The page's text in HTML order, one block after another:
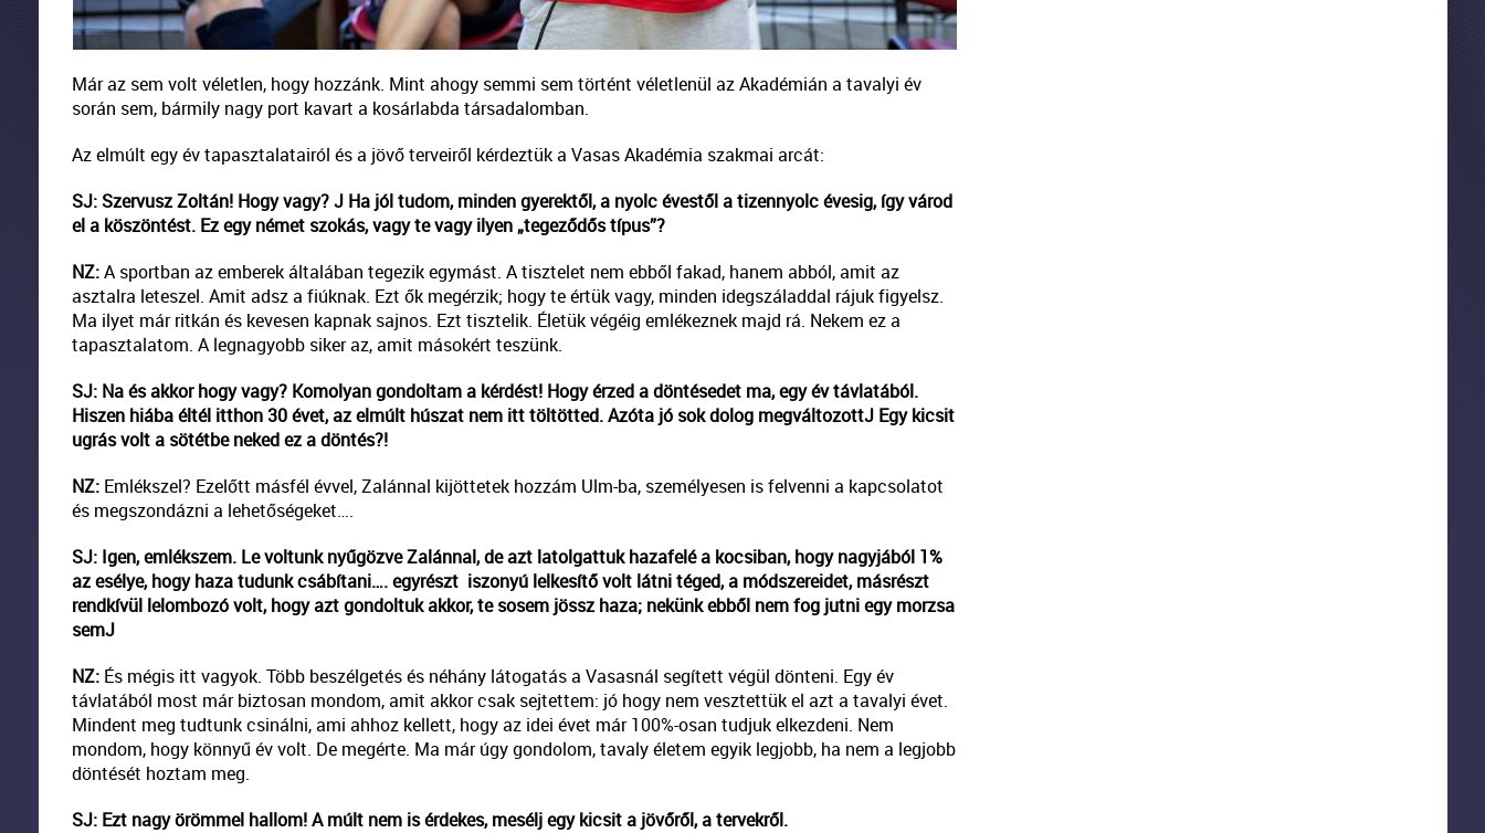
Már az sem volt véletlen, hogy hozzánk. Mint ahogy semmi sem történt véletlenül az Akadémián a tavalyi év
során sem, bármily nagy port kavart a kosárlabda társadalomban.
Az elmúlt egy év tapasztalatairól és a jövő terveiről kérdeztük a Vasas Akadémia szakmai arcát:
SJ: Szervusz Zoltán! Hogy vagy?JHa jól tudom, minden gyerektől, a nyolc évestől a tizennyolc évesig, így várod
el a köszöntést. Ez egy német szokás, vagy te vagy ilyen „tegeződős típus”?
NZ:A sportban az emberek általában tegezik egymást. A tisztelet nem ebből fakad, hanem abból, amit az
asztalra leteszel. Amit adsz a fiúknak. Ezt ők megérzik; hogy te értük vagy, minden idegszáladdal rájuk figyelsz.
Ma ilyet már ritkán és kevesen kapnak sajnos. Ezt tisztelik. Életük végéig emlékeznek majd rá. Nekem ez a
tapasztalatom. A legnagyobb siker az, amit másokért teszünk.
SJ: Na és akkor hogy vagy? Komolyan gondoltam a kérdést! Hogy érzed a döntésedet ma, egy év távlatából.
Hiszen hiába éltél itthon 30 évet, az elmúlt húszat nem itt töltötted. Azóta jó sok dolog megváltozottJEgy kicsit
ugrás volt a sötétbe neked ez a döntés?!
NZ:Emlékszel? Ezelőtt másfél évvel, Zalánnal kijöttetek hozzám Ulm-ba, személyesen is felvenni a kapcsolatot
és megszondázni a lehetőségeket….
SJ: Igen, emlékszem. Le voltunk nyűgözve Zalánnal, de azt latolgattuk hazafelé a kocsiban, hogy nagyjából 1%
az esélye, hogy haza tudunk csábítani…. egyrészt iszonyú lelkesítő volt látni téged, a módszereidet, másrészt
rendkívül lelombozó volt, hogy azt gondoltuk akkor, te sosem jössz haza; nekünk ebből nem fog jutni egy morzsa
semJ
NZ:És mégis itt vagyok. Több beszélgetés és néhány látogatás a Vasasnál segített végül dönteni. Egy év
távlatából most már biztosan mondom, amit akkor csak sejtettem: jó hogy nem vesztettük el azt a tavalyi évet.
Mindent meg tudtunk csinálni, ami ahhoz kellett, hogy az idei évet már 100%-osan tudjuk elkezdeni. Nem
mondom, hogy könnyű év volt. De megérte. Ma már úgy gondolom, tavaly életem egyik legjobb, ha nem a legjobb
döntését hoztam meg.
SJ: Ezt nagy örömmel hallom! A múlt nem is érdekes, mesélj egy kicsit a jövőről, a tervekről.